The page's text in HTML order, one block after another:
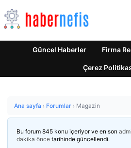
Güncel Haberler Firma
Çerez
Ana sayfa › Forumlar › Magazin
Bu forum 845 konu içeriyor ve en son
dakika önce tarihinde güncellendi.